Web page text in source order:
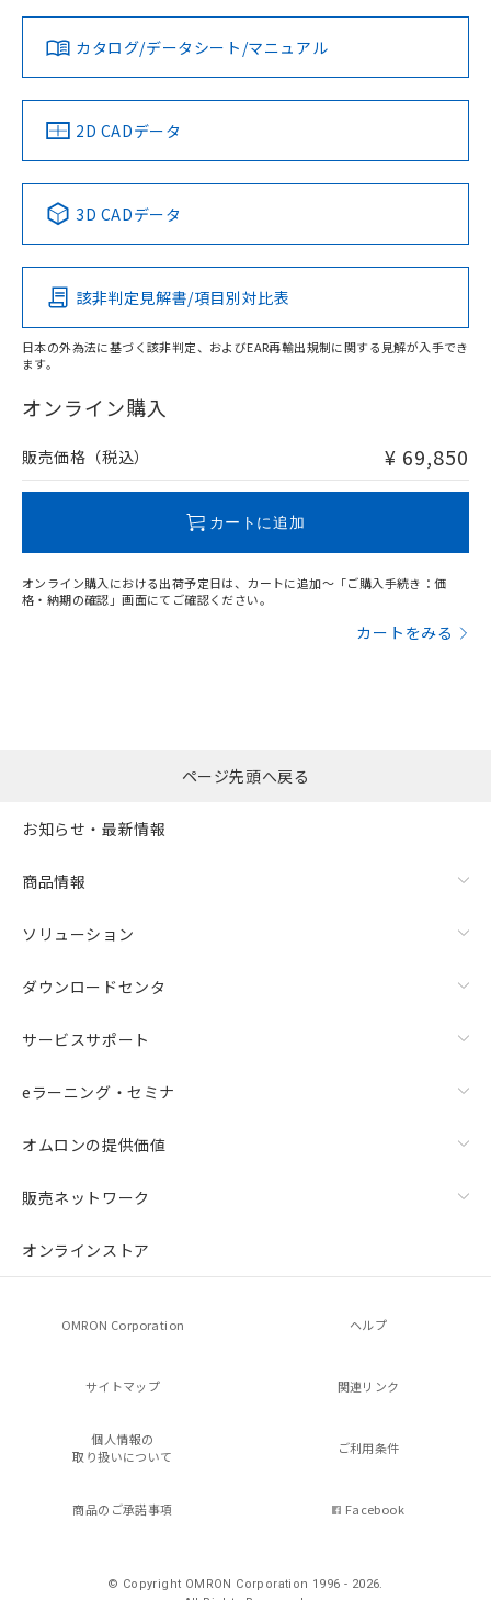
ダウンロードデータをご利用いただく前に、以下を必ずお読
みください。
ソフトウェアの使用条件
対応済み
中国 RoHS 注意事項・凡例
Pb Hg Cd Cr(VI)
O
在庫等で未対応品が混在する可能性があります。
問い合わせください。
LR型式承認
（イギリス
船舶規格）
DNV型式承認
（ノルウェー
BV型式承認
（フランス
KR型式
（韓国
No No No No
この製品の規格認証/適合状況ページへ
その他の認証はこちらのページからご検索ください
カタログ/データシート/マニュアル
2D CADデータ
3D CADデータ
該非判定見解書/項目別対比表
日本の外為法に基づく該非判定、およびEAR再輸出規制に関する見解が入手でき
ます。
オンライン購入
販売価格（税込） ¥ 69,850
カートに追加
オンライン購入における出荷予定日は、カートに追加～「ご購入手続き：価
格・納期の確認」画面にてご確認ください。
カートをみる
ページ先頭へ戻る
お知らせ・最新情報
商品情報
ソリューション
ダウンロードセンタ
サービスサポート
eラーニング・セミナ
オムロンの提供価値
販売ネットワーク
オンラインストア
OMRON Corporation ヘルプ
サイトマップ 関連リンク
個人情報の
取り扱いについて
ご利用条件
商品のご承諾事項 Facebook
© Copyright OMRON Corporation 1996 - 2026.